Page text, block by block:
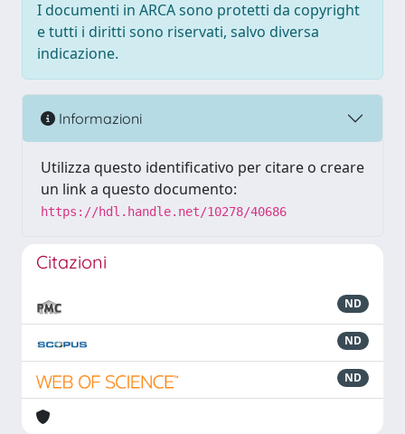
I documenti in ARCA sono protetti da copyright
e tutti i diritti sono riservati, salvo diversa
indicazione.
Informazioni
Utilizza questo identificativo per citare o creare
un link a questo documento:
https://hdl.handle.net/10278/40686
Citazioni
ND
ND
ND